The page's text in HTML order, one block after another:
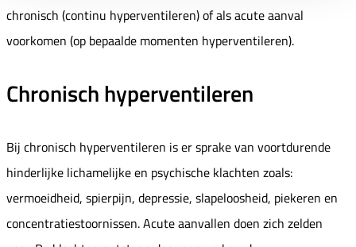
chronisch (continu hyperventileren) of als acute aanval
voorkomen (op bepaalde momenten hyperventileren).
Chronisch hyperventileren
Bij chronisch hyperventileren is er sprake van voortdurende
hinderlijke lichamelijke en psychische klachten zoals:
vermoeidheid, spierpijn, depressie, slapeloosheid, piekeren en
concentratiestoornissen. Acute aanvallen doen zich zelden